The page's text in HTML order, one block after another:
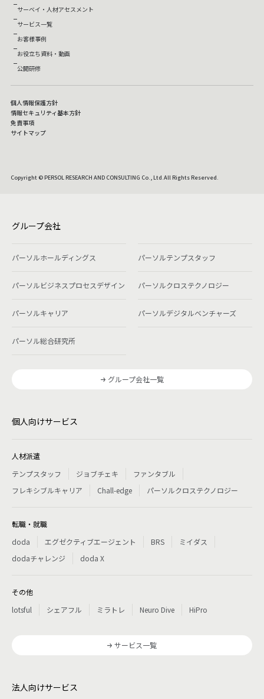
サーベイ・人材アセスメント
サービス一覧
お客様事例
お役立ち資料・動画
公開研修
Copyright © PERSOL RESEARCH AND CONSULTING Co., Ltd.All Rights Reserved.
個人情報保護方針
情報セキュリティ基本方針
免責事項
サイトマップ
グループ会社
パーソルホールディングス パーソルテンプスタッフ
パーソルビジネスプロセスデザイン パーソルクロステクノロジー
パーソルキャリア パーソルデジタルベンチャーズ
パーソル総合研究所
グループ会社一覧
個人向けサービス
人材派遣
テンプスタッフ
ジョブチェキ
ファンタブル
フレキシブルキャリア
Chall-edge パーソルクロステクノロジー
転職・就職
doda
エグゼクティブエージェント BRS
ミイダス
dodaチャレンジ
doda X
その他
lotsful
シェアフル ミラトレ Neuro Dive HiPro
サービス一覧
法人向けサービス